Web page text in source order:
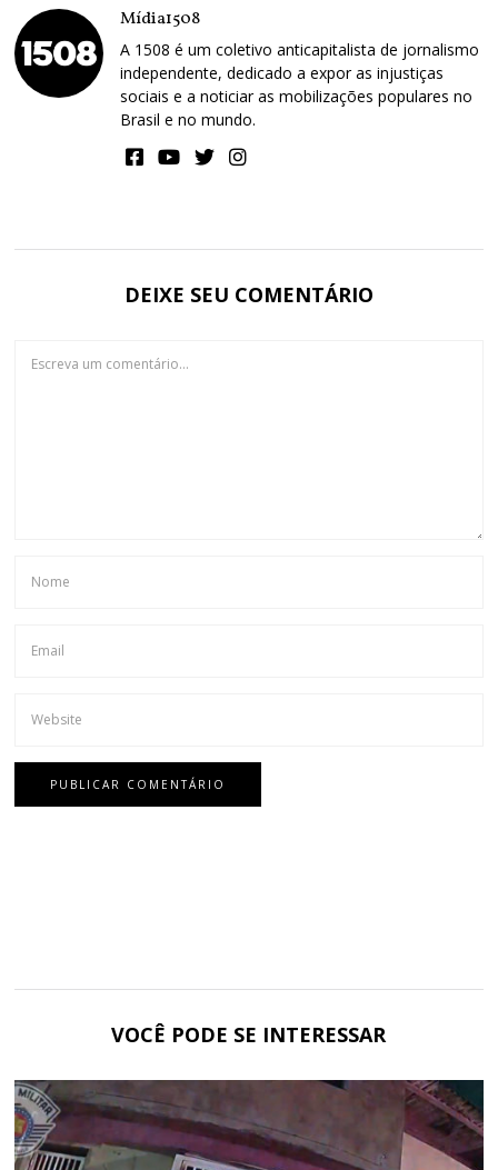
Mídia1508
A 1508 é um coletivo anticapitalista de jornalismo
independente, dedicado a expor as injustiças
sociais e a noticiar as mobilizações populares no
Brasil e no mundo.
DEIXE SEU COMENTÁRIO
VOCÊ PODE SE INTERESSAR